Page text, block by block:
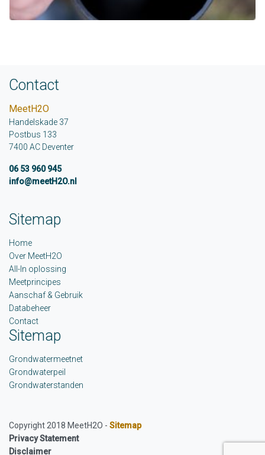
Contact
MeetH2O
Handelskade 37
Postbus 133
7400 AC Deventer
06 53 960 945
info@meetH2O.nl
Sitemap
Home
Over MeetH2O
All-In oplossing
Meetprincipes
Aanschaf & Gebruik
Databeheer
Contact
Sitemap
Grondwatermeetnet
Grondwaterpeil
Grondwaterstanden
Copyright 2018 MeetH2O -Sitemap
Privacy Statement
Disclaimer